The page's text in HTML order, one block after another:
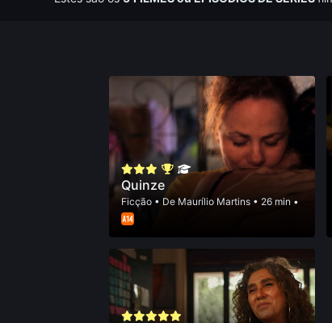
Quinze
Ficção• De Maurí­lio Martins• 26 min •